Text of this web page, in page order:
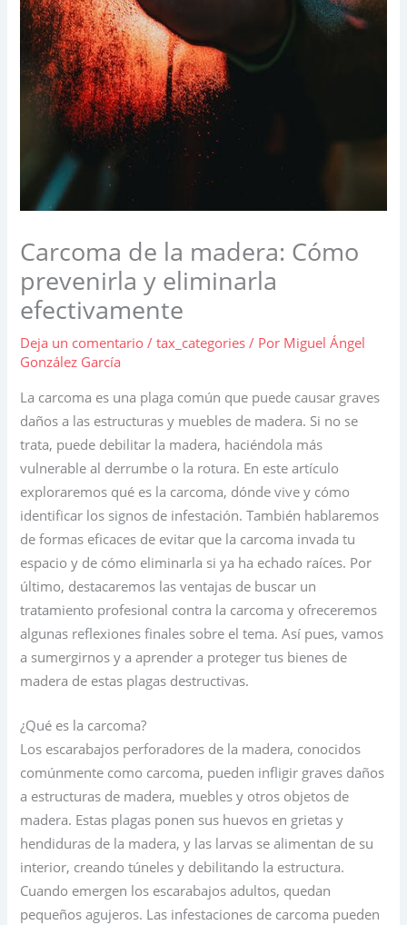
Carcoma de la madera: Cómo
prevenirla y eliminarla
efectivamente
Deja un comentario /tax_categories / Por Miguel Ángel
González García
La carcoma es una plaga común que puede causar graves
daños a las estructuras y muebles de madera. Si no se
trata, puede debilitar la madera, haciéndola más
vulnerable al derrumbe o la rotura. En este artículo
exploraremos qué es la carcoma, dónde vive y cómo
identificar los signos de infestación. También hablaremos
de formas eficaces de evitar que la carcoma invada tu
espacio y de cómo eliminarla si ya ha echado raíces. Por
último, destacaremos las ventajas de buscar un
tratamiento profesional contra la carcoma y ofreceremos
algunas reflexiones finales sobre el tema. Así pues, vamos
a sumergirnos y a aprender a proteger tus bienes de
madera de estas plagas destructivas.
¿Qué es la carcoma?
Los escarabajos perforadores de la madera, conocidos
comúnmente como carcoma, pueden infligir graves daños
a estructuras de madera, muebles y otros objetos de
madera. Estas plagas ponen sus huevos en grietas y
hendiduras de la madera, y las larvas se alimentan de su
interior, creando túneles y debilitando la estructura.
Cuando emergen los escarabajos adultos, quedan
pequeños agujeros. Las infestaciones de carcoma pueden